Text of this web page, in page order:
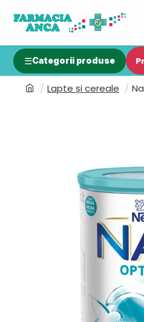
Categorii produse
Lapte și cereale